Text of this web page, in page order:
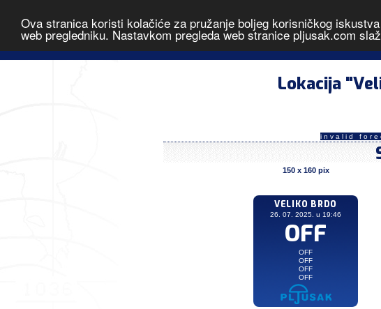
Ova stranica koristi kolačiće za pružanje boljeg korisničkog
web pregledniku. Nastavkom pregleda web stranice pljusak.com
Veliko Brdo-
Lokacija
invalid
150 x 160 pix